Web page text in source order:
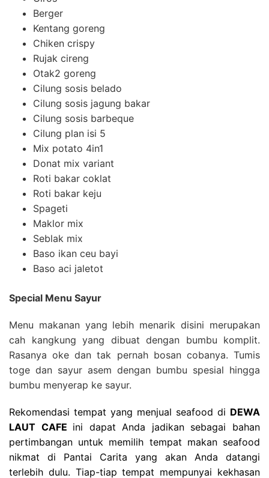
Berger
Kentang goreng
Chiken crispy
Rujak cireng
Otak2 goreng
Cilung sosis belado
Cilung sosis jagung bakar
Cilung sosis barbeque
Cilung plan isi 5
Mix potato 4in1
Donat mix variant
Roti bakar coklat
Roti bakar keju
Spageti
Maklor mix
Seblak mix
Baso ikan ceu bayi
Baso aci jaletot
Special Menu Sayur
Menu makanan yang lebih menarik disini merupakan
cah kangkung yang dibuat dengan bumbu komplit.
Rasanya oke dan tak pernah bosan cobanya. Tumis
toge dan sayur asem dengan bumbu spesial hingga
bumbu menyerap ke sayur.
Rekomendasi tempat yang menjual seafood di DEWA
LAUT CAFE ini dapat Anda jadikan sebagai bahan
pertimbangan untuk memilih tempat makan seafood
nikmat di Pantai Carita yang akan Anda datangi
terlebih dulu. Tiap-tiap tempat mempunyai kekhasan